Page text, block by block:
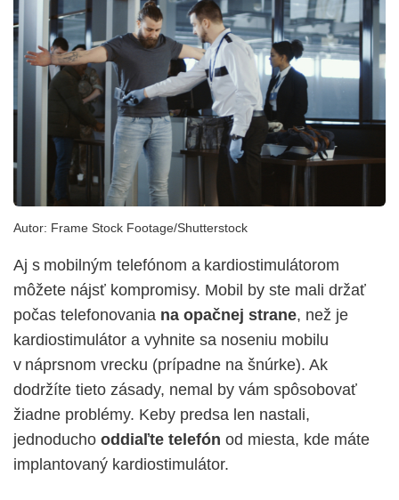
Autor: Frame Stock Footage/Shutterstock
Aj s mobilným telefónom a kardiostimulátorom
môžete nájsť kompromisy. Mobil by ste mali držať
počas telefonovania na opačnej strane, než je
kardiostimulátor a vyhnite sa noseniu mobilu
v náprsnom vrecku (prípadne na šnúrke). Ak
dodržíte tieto zásady, nemal by vám spôsobovať
žiadne problémy. Keby predsa len nastali,
jednoducho oddiaľte telefón od miesta, kde máte
implantovaný kardiostimulátor.